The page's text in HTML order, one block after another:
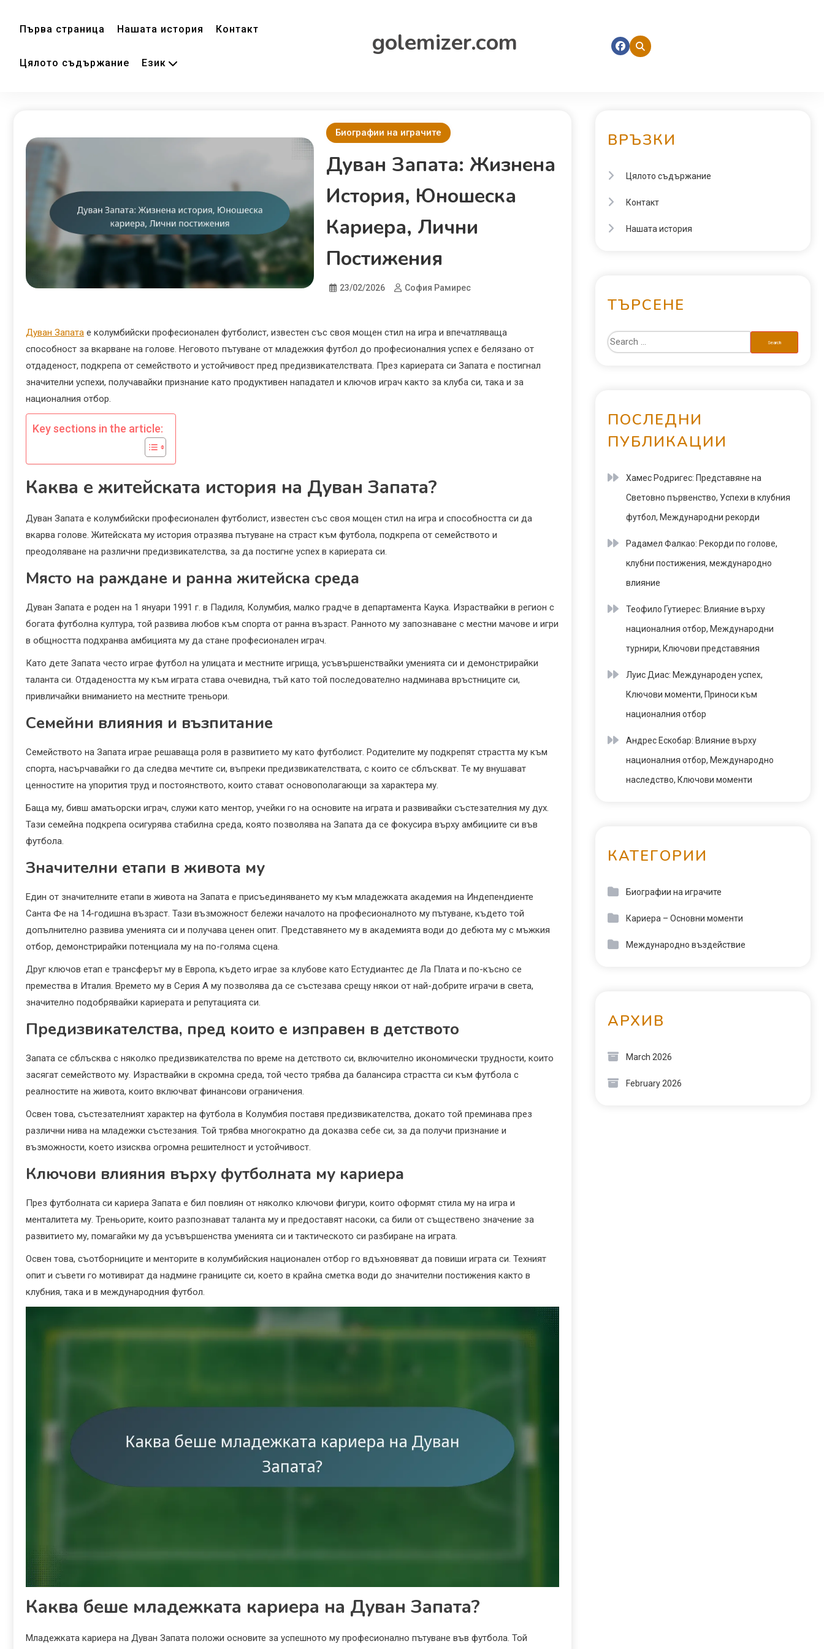
Първа страница Нашата история Контакт
Цялото съдържание Език
golemizer.com
Биографии на играчите
Дуван Запата: Жизнена
История, Юношеска
Кариера, Лични
Постижения
23/02/2026 София Рамирес
Дуван Запата е колумбийски професионален футболист, известен със своя мощен стил на игра и впечатляваща
способност за вкарване на голове. Неговото пътуване от младежкия футбол до професионалния успех е белязано от
отдаденост, подкрепа от семейството и устойчивост пред предизвикателствата. През кариерата си Запата е постигнал
значителни успехи, получавайки признание като продуктивен нападател и ключов играч както за клуба си, така и за
националния отбор.
Key sections in the article:
Каква е житейската история на Дуван Запата?
Дуван Запата е колумбийски професионален футболист, известен със своя мощен стил на игра и способността си да
вкарва голове. Житейската му история отразява пътуване на страст към футбола, подкрепа от семейството и
преодоляване на различни предизвикателства, за да постигне успех в кариерата си.
Място на раждане и ранна житейска среда
Дуван Запата е роден на 1 януари 1991 г. в Падиля, Колумбия, малко градче в департамента Каука. Израствайки в регион с
богата футболна култура, той развива любов към спорта от ранна възраст. Ранното му запознаване с местни мачове и игри
в общността подхранва амбицията му да стане професионален играч.
Като дете Запата често играе футбол на улицата и местните игрища, усъвършенствайки уменията си и демонстрирайки
таланта си. Отдадеността му към играта става очевидна, тъй като той последователно надминава връстниците си,
привличайки вниманието на местните треньори.
Семейни влияния и възпитание
Семейството на Запата играе решаваща роля в развитието му като футболист. Родителите му подкрепят страстта му към
спорта, насърчавайки го да следва мечтите си, въпреки предизвикателствата, с които се сблъскват. Те му внушават
ценностите на упорития труд и постоянството, които стават основополагающи за характера му.
Баща му, бивш аматьорски играч, служи като ментор, учейки го на основите на играта и развивайки състезателния му дух.
Тази семейна подкрепа осигурява стабилна среда, която позволява на Запата да се фокусира върху амбициите си във
футбола.
Значителни етапи в живота му
Един от значителните етапи в живота на Запата е присъединяването му към младежката академия на Индепендиенте
Санта Фе на 14-годишна възраст. Тази възможност бележи началото на професионалното му пътуване, където той
допълнително развива уменията си и получава ценен опит. Представянето му в академията води до дебюта му с мъжкия
отбор, демонстрирайки потенциала му на по-голяма сцена.
Друг ключов етап е трансферът му в Европа, където играе за клубове като Естудиантес де Ла Плата и по-късно се
премества в Италия. Времето му в Серия А му позволява да се състезава срещу някои от най-добрите играчи в света,
значително подобрявайки кариерата и репутацията си.
Предизвикателства, пред които е изправен в детството
Запата се сблъсква с няколко предизвикателства по време на детството си, включително икономически трудности, които
засягат семейството му. Израствайки в скромна среда, той често трябва да балансира страстта си към футбола с
реалностите на живота, които включват финансови ограничения.
Освен това, състезателният характер на футбола в Колумбия поставя предизвикателства, докато той преминава през
различни нива на младежки състезания. Той трябва многократно да доказва себе си, за да получи признание и
възможности, което изисква огромна решителност и устойчивост.
Ключови влияния върху футболната му кариера
През футболната си кариера Запата е бил повлиян от няколко ключови фигури, които оформят стила му на игра и
менталитета му. Треньорите, които разпознават таланта му и предоставят насоки, са били от съществено значение за
развитието му, помагайки му да усъвършенства уменията си и тактическото си разбиране на играта.
Освен това, съотборниците и менторите в колумбийския национален отбор го вдъхновяват да повиши играта си. Техният
опит и съвети го мотивират да надмине границите си, което в крайна сметка води до значителни постижения както в
клубния, така и в международния футбол.
Каква беше младежката кариера на Дуван Запата?
Младежката кариера на Дуван Запата положи основите за успешното му професионално пътуване във футбола. Той
ВРЪЗКИ
Цялото съдържание
Контакт
Нашата история
ТЪРСЕНЕ
ПОСЛЕДНИ
ПУБЛИКАЦИИ
Хамес Родригес: Представяне на
Световно първенство, Успехи в клубния
футбол, Международни рекорди
Радамел Фалкао: Рекорди по голове,
клубни постижения, международно
влияние
Теофило Гутиерес: Влияние върху
националния отбор, Международни
турнири, Ключови представяния
Луис Диас: Международен успех,
Ключови моменти, Приноси към
националния отбор
Андрес Ескобар: Влияние върху
националния отбор, Международно
наследство, Ключови моменти
КАТЕГОРИИ
Биографии на играчите
Кариера – Основни моменти
Международно въздействие
АРХИВ
March 2026
February 2026